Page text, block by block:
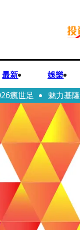
最新 娛樂
瘋世足
魅力基隆